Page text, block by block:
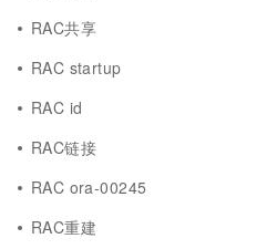
RAC共享
RAC startup
RAC id
RAC链接
RAC ora-00245
RAC重建